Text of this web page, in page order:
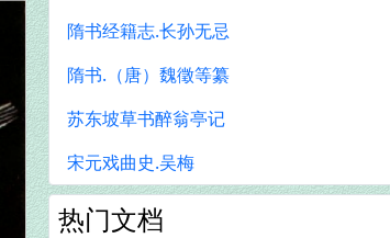
隋书经籍志.长孙无忌
隋书.（唐）魏徵等纂
苏东坡草书醉翁亭记
宋元戏曲史.吴梅
热门文档